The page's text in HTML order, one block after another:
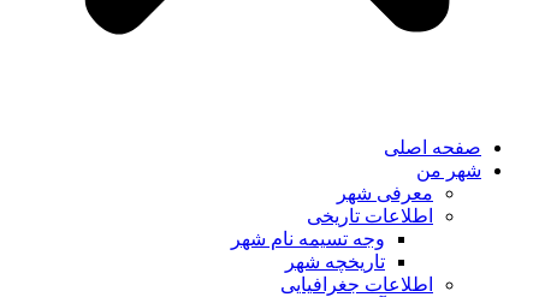
صفحه اصلی
شهر من
معرفی شهر
اطلاعات تاریخی
وجه تسیمه نام شهر
تاریخچه شهر
اطلاعات جغرافیایی